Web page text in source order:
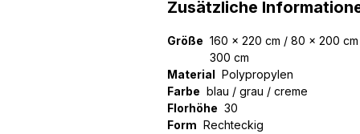
Zusätzliche
Größe 160 x 220 cm / 80 x 200
300 cm
Material Polypropylen
Farbe blau / grau / creme
Florhöhe 30
Form Rechteckig
Wir verwenden Cookies,
können und um unseren
Website an unsere
mit weiteren Daten